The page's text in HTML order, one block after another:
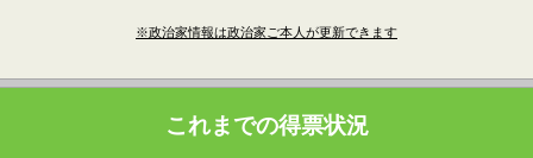
※政治家情報は政治家ご本人が更新できます
これまでの得票状況